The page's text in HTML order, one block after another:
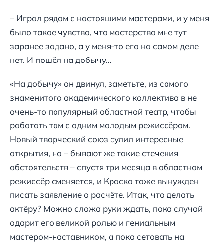
– Играл рядом с настоящими мастерами, и у меня
было такое чувство, что мастерство мне тут
заранее задано, а у меня-то его на самом деле
нет. И пошёл на добычу…
«На добычу» он двинул, заметьте, из самого
знаменитого академического коллектива в не
очень-то популярный областной театр, чтобы
работать там с одним молодым режиссёром.
Новый творческий союз сулил интересные
открытия, но – бывают же такие стечения
обстоятельств – спустя три месяца в областном
режиссёр сменяется, и Краско тоже вынужден
писать заявление о расчёте. Итак, что делать
актёру? Можно сложа руки ждать, пока случай
одарит его великой ролью и гениальным
мастером-наставником, а пока сетовать на